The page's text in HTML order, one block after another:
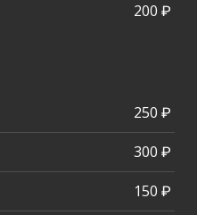
200 ₽
250 ₽
300 ₽
150 ₽